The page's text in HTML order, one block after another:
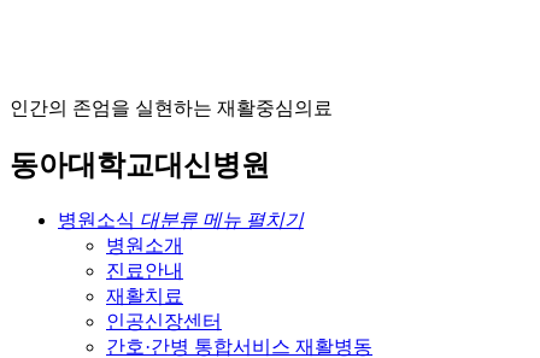
인간의 존엄을 실현하는 재활중심의료
동아대학교대신병원
병원소식 대분류 메뉴 펼치기
병원소개
진료안내
재활치료
인공신장센터
간호·간병 통합서비스 재활병동